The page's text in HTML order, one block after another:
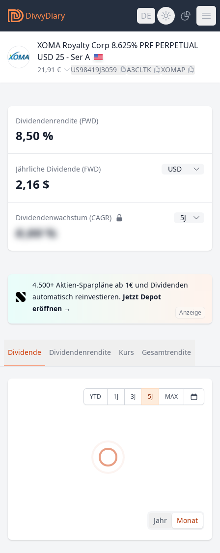
DivvyDiary DE
XOMA Royalty Corp 8.625% PRF PERPETUAL
USD 25 - Ser A
21,91 € US98419J3059 A3CLTK XOMAP
Dividendenrendite (FWD)
8,50 %
Jährliche Dividende (FWD)
2,16 $
Dividendenwachstum (CAGR) CAGR Jahre
#,## %
4.500+ Aktien-Sparpläne ab 1€ und Dividenden
automatisch reinvestieren. Jetzt Depot
eröffnen → Anzeige
Dividende Dividendenrendite Kurs Gesamtrendite
YTD 1J 3J 5J MAX
Jahr Monat